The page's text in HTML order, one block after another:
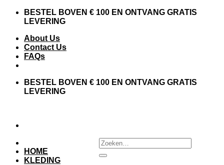
BESTEL BOVEN € 100 EN ONTVANG GRATIS
LEVERING
About Us
Contact Us
FAQs
BESTEL BOVEN € 100 EN ONTVANG GRATIS
LEVERING
HOME
KLEDING